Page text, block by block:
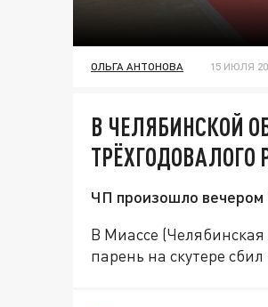
ОЛЬГА АНТОНОВА 15 ИЮЛЯ
В ЧЕЛЯБИНСКОЙ
ТРЁХГОДОВАЛОГО
ЧП произошло вечером
В Миассе
парень на скутере